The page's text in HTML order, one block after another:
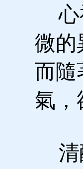
心
微的
而隨
氣，
清